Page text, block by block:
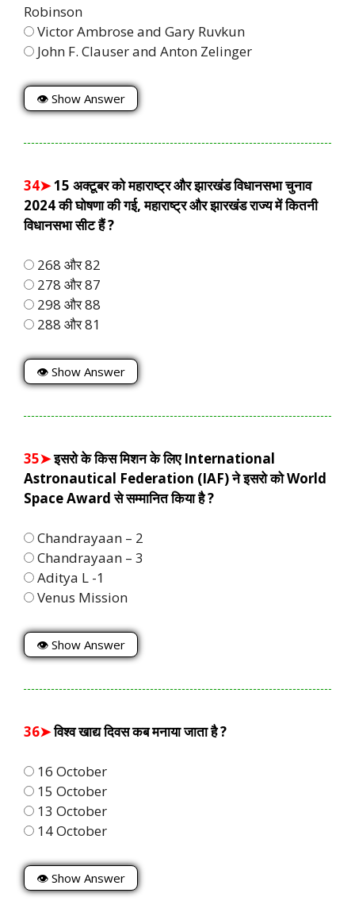
Robinson
Victor Ambrose and Gary Ruvkun
John F. Clauser and Anton Zelinger
👁 Show Answer
34➤15 अक्टूबर को महाराष्ट्र और झारखंड विधानसभा चुनाव
2024 की घोषणा की गई, महाराष्ट्र और झारखंड राज्य में कितनी
विधानसभा सीट हैं ?
268 और 82
278 और 87
298 और 88
288 और 81
👁 Show Answer
35➤इसरो के किस मिशन के लिए International
Astronautical Federation (IAF) ने इसरो को World
Space Award से सम्मानित किया है ?
Chandrayaan – 2
Chandrayaan – 3
Aditya L -1
Venus Mission
👁 Show Answer
36➤विश्व खाद्य दिवस कब मनाया जाता है ?
16 October
15 October
13 October
14 October
👁 Show Answer